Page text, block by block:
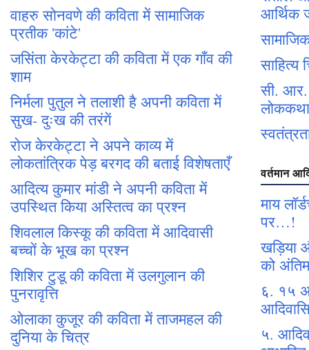
वाहरु सोनवणे की कविता में सामाजिक
प्रतीक 'कांटे'
जसिंता केरकेट्टा की कविता में एक गाँव की
शाम
निर्मला पुतुल ने तलाशी है अपनी कविता में
सुख- दुःख की तरंगें
रोज केरकेट्टा ने अपने काव्य में
लोकतांत्रिक पेड़ बरगद की बताई विशेषताएँ
आदित्य कुमार मांडी ने अपनी कविता में
उपस्थित किया अस्तित्व का प्रश्न
शिवलाल किस्कू की कविता में आदिवासी
बच्चों के भूख का प्रश्न
शिशिर टुडू की कविता में उलगुलान की
पुनरावृत्ति
ओलाका कुजूर की कविता में ताजमहल की
दुनिया के चित्र
आर्थिक
सी. आर.
वर्तमान
माय
पर…!
खड़िया
को
६. १५
५.